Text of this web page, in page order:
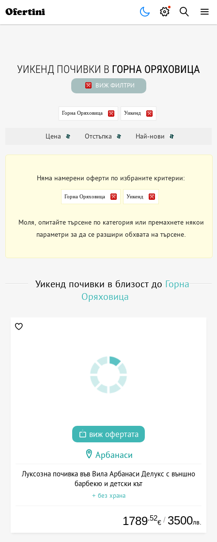
Ofertini
УИКЕНД ПОЧИВКИ В ГОРНА ОРЯХОВИЦА
ВИЖ ФИЛТРИ
Горна Оряховица Уикенд
Цена Отстъпка Най-нови
Няма намерени оферти по избраните критерии:
Горна Оряховица Уикенд
Моля, опитайте търсене по категория или премахнете някои
параметри за да се разшири обхвата на търсене.
Уикенд почивки в близост до Горна
Оряховица
виж офертата
Арбанаси
Луксозна почивка във Вила Арбанаси Делукс с външно
барбекю и детски кът
+ без храна
1789.52
€ / 3500лв.